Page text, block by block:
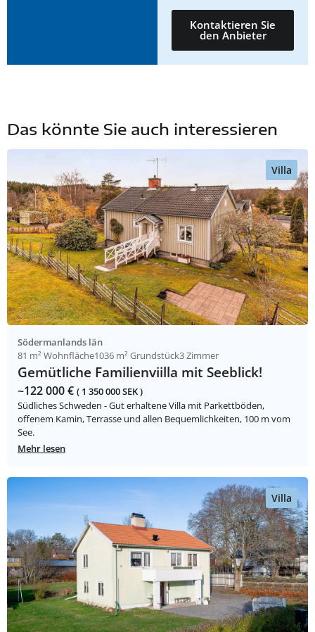
Kontaktieren Sie
den Anbieter
Das könnte Sie auch interessieren
Villa
Södermanlands län
81 m² Wohnfläche1036 m² Grundstück3 Zimmer
Gemütliche Familienviilla mit Seeblick!
~122 000 € ( 1 350 000 SEK )
Südliches Schweden - Gut erhaltene Villa mit Parkettböden,
offenem Kamin, Terrasse und allen Bequemlichkeiten, 100 m vom
See.
Mehr lesen
Villa